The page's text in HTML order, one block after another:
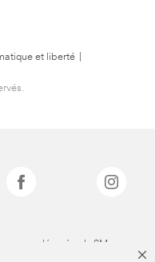
et liberté
déposées de 3M.